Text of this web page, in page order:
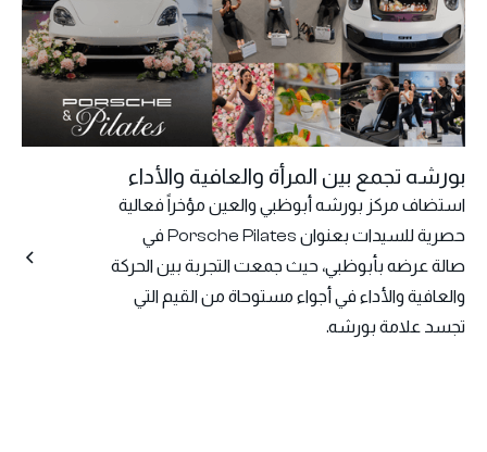
بورشه تجمع بين المرأة والعافية والأداء
استضاف مركز بورشه أبوظبي والعين مؤخراً فعالية
حصرية للسيدات بعنوان Porsche Pilates في
صالة عرضه بأبوظبي، حيث جمعت التجربة بين الحركة
والعافية والأداء في أجواء مستوحاة من القيم التي
تجسد علامة بورشه.